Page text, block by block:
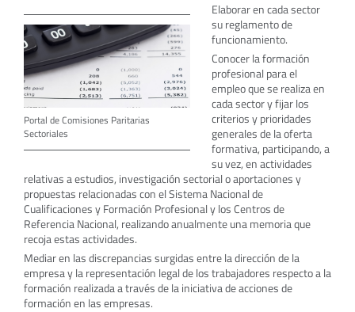
Portal de Comisiones Paritarias
Sectoriales
Elaborar en cada sector
su reglamento de
funcionamiento.
Conocer la formación
profesional para el
empleo que se realiza en
cada sector y fijar los
criterios y prioridades
generales de la oferta
formativa, participando, a
su vez, en actividades
relativas a estudios, investigación sectorial o aportaciones y
propuestas relacionadas con el Sistema Nacional de
Cualificaciones y Formación Profesional y los Centros de
Referencia Nacional, realizando anualmente una memoria que
recoja estas actividades.
Mediar en las discrepancias surgidas entre la dirección de la
empresa y la representación legal de los trabajadores respecto a la
formación realizada a través de la iniciativa de acciones de
formación en las empresas.